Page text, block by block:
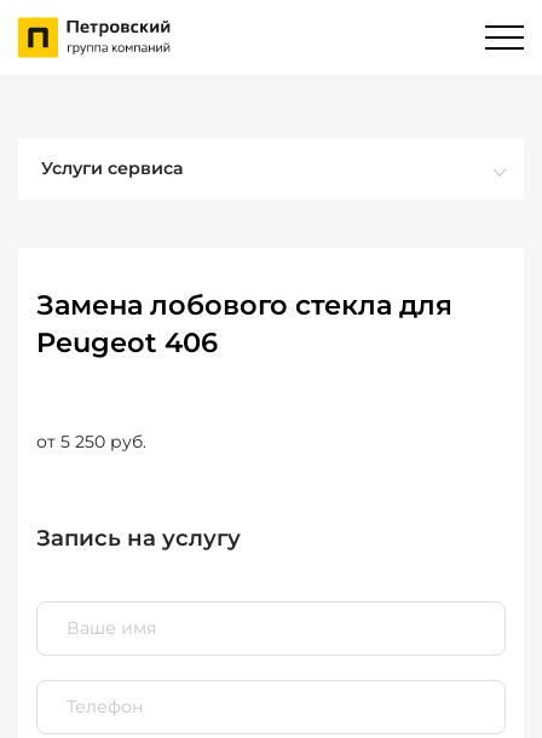
Услуги сервиса
Замена лобового стекла для
Peugeot 406
от 5 250 руб.
Запись на услугу